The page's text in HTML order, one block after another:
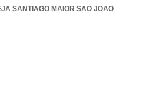
SANTIAGO MAIOR SAO JOAO